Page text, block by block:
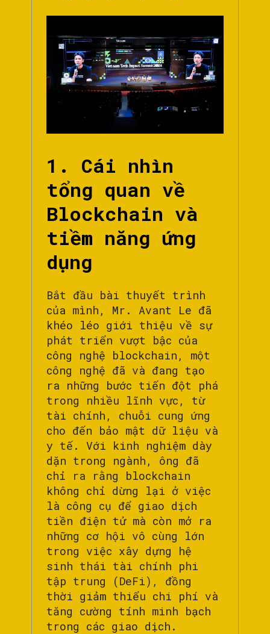
1. Cái nhìn
tổng quan về
Blockchain và
tiềm năng ứng
dụng
Bắt đầu bài thuyết trình
của mình, Mr. Avant Le đã
khéo léo giới thiệu về sự
phát triển vượt bậc của
công nghệ blockchain, một
công nghệ đã và đang tạo
ra những bước tiến đột phá
trong nhiều lĩnh vực, từ
tài chính, chuỗi cung ứng
cho đến bảo mật dữ liệu và
y tế. Với kinh nghiệm dày
dặn trong ngành, ông đã
chỉ ra rằng blockchain
không chỉ dừng lại ở việc
là công cụ để giao dịch
tiền điện tử mà còn mở ra
những cơ hội vô cùng lớn
trong việc xây dựng hệ
sinh thái tài chính phi
tập trung (DeFi), đồng
thời giảm thiểu chi phí và
tăng cường tính minh bạch
trong các giao dịch.